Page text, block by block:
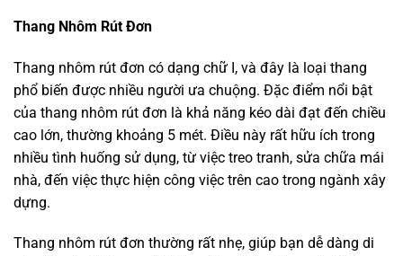
Thang Nhôm Rút Đơn
Thang nhôm rút đơn có dạng chữ I, và đây là loại thang
phổ biến được nhiều người ưa chuộng. Đặc điểm nổi bật
của thang nhôm rút đơn là khả năng kéo dài đạt đến chiều
cao lớn, thường khoảng 5 mét. Điều này rất hữu ích trong
nhiều tình huống sử dụng, từ việc treo tranh, sửa chữa mái
nhà, đến việc thực hiện công việc trên cao trong ngành xây
dựng.
Thang nhôm rút đơn thường rất nhẹ, giúp bạn dễ dàng di